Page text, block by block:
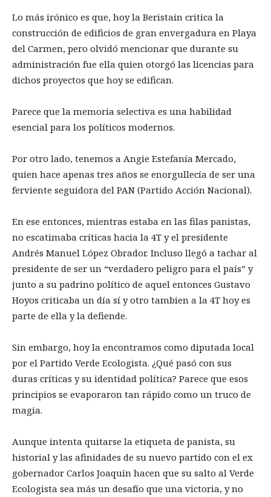
Lo más irónico es que, hoy la Beristain critica la
construcción de edificios de gran envergadura en Playa
del Carmen, pero olvidó mencionar que durante su
administración fue ella quien otorgó las licencias para
dichos proyectos que hoy se edifican.
Parece que la memoria selectiva es una habilidad
esencial para los políticos modernos.
Por otro lado, tenemos a Angie Estefanía Mercado,
quien hace apenas tres años se enorgullecía de ser una
ferviente seguidora del PAN (Partido Acción Nacional).
En ese entonces, mientras estaba en las filas panistas,
no escatimaba críticas hacia la 4T y el presidente
Andrés Manuel López Obrador. Incluso llegó a tachar al
presidente de ser un “verdadero peligro para el país” y
junto a su padrino político de aquel entonces Gustavo
Hoyos criticaba un día sí y otro tambien a la 4T hoy es
parte de ella y la defiende.
Sin embargo, hoy la encontramos como diputada local
por el Partido Verde Ecologista. ¿Qué pasó con sus
duras críticas y su identidad política? Parece que esos
principios se evaporaron tan rápido como un truco de
magia.
Aunque intenta quitarse la etiqueta de panista, su
historial y las afinidades de su nuevo partido con el ex
gobernador Carlos Joaquín hacen que su salto al Verde
Ecologista sea más un desafío que una victoria, y no